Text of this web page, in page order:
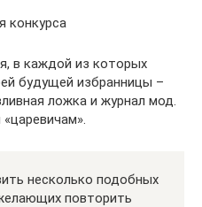
конкурса
в каждой из которых
будущей избранницы –
ложка и журнал мод.
несколько подобных
повторить